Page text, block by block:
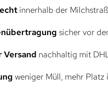
innerhalb der
sicher vor
Versand nachhaltig mit
weniger Müll, mehr Platz